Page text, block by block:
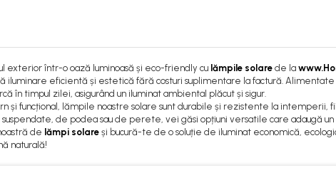
exterior într-o oază luminoasă și eco-friendly cu lămpile solare de la
iluminare eficientă și estetică fără costuri suplimentare la factură.
în timpul zilei, asigurând un iluminat ambiental plăcut și sigur.
și funcțional, lămpile noastre solare sunt durabile și rezistente la
de podea sau de perete, vei găsi opțiuni versatile care adaugă un
de lămpi solare și bucură-te de o soluție de iluminat economică,
naturală!